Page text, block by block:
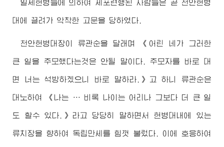
일제헌병들에 의하여 체포련행된 사람들은 곧 천안헌병
대에 끌려가 악착한 고문을 당하였다.
천안헌병대장이 류관순을 달래며 《어린 네가 그러한
큰 일을 주모했다는것은 안될 말이다. 주모자를 바로 대
면 너는 석방하겠으니 바로 말하라.》고 하니 류관순은
대노하여 《나는 … 비록 나이는 어리나 그보다 더 큰 일
도 할수 있다.》라고 당당히 말하면서 헌병대내에 있는
류치장을 향하여 독립만세를 힘껏 불렀다. 이에 호응하여